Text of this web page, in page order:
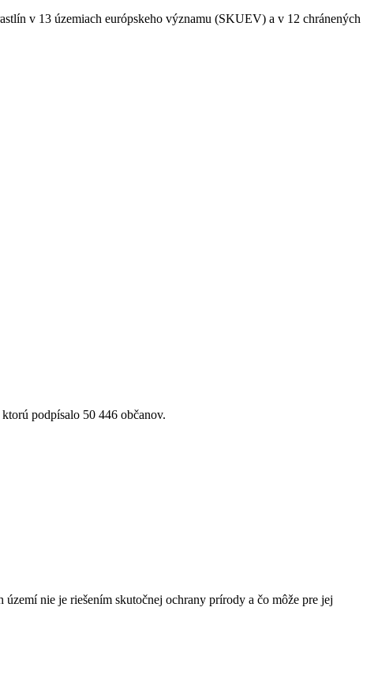
v 13 územiach európskeho významu (SKUEV) a v 12 chránených
podpísalo 50 446 občanov.
nie je riešením skutočnej ochrany prírody a čo môže pre jej